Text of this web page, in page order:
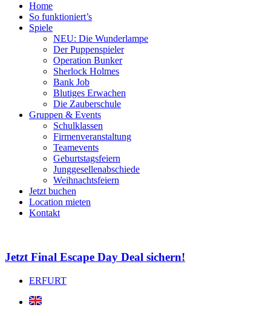
Home
So funktioniert’s
Spiele
NEU: Die Wunderlampe
Der Puppenspieler
Operation Bunker
Sherlock Holmes
Bank Job
Blutiges Erwachen
Die Zauberschule
Gruppen & Events
Schulklassen
Firmenveranstaltung
Teamevents
Geburtstagsfeiern
Junggesellenabschiede
Weihnachtsfeiern
Jetzt buchen
Location mieten
Kontakt
Jetzt Final Escape Day Deal sichern!
ERFURT